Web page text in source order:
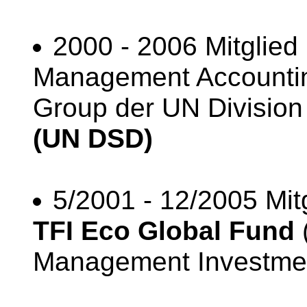
2000 - 2006
Management
Group der UN
(UN DSD)
5/2001 - 12/2005
TFI Eco Global Fund
Management